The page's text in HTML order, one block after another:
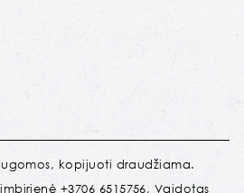
kopijuoti draudžiama.
+3706 6515756, Vaidotas